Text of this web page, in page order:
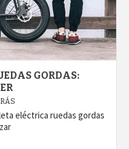
GORDAS:
eléctrica ruedas gordas